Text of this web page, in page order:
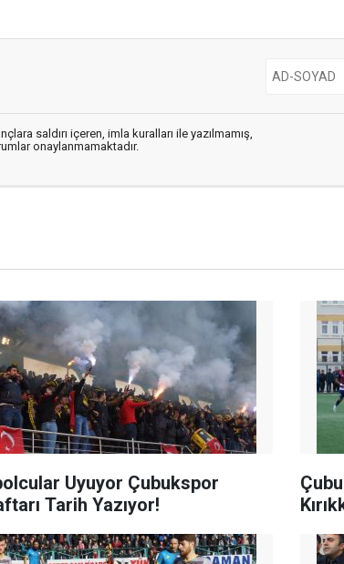
saldırı içeren, imla kuralları ile yazılmamış,
onaylanmamaktadır.
Uyuyor Çubukspor
Tarih Yazıyor!